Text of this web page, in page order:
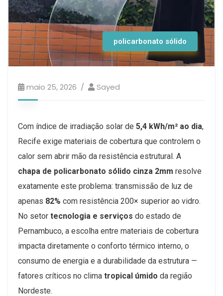
policarbonato sólido
maio 25, 2026 Sayed
Com índice de irradiação solar de 5,4 kWh/m² ao dia,
Recife exige materiais de cobertura que controlem o
calor sem abrir mão da resistência estrutural. A
chapa de policarbonato sólido cinza 2mm resolve
exatamente este problema: transmissão de luz de
apenas 82% com resistência 200× superior ao vidro.
No setor tecnologia e serviços do estado de
Pernambuco, a escolha entre materiais de cobertura
impacta diretamente o conforto térmico interno, o
consumo de energia e a durabilidade da estrutura —
fatores críticos no clima tropical úmido da região
Nordeste.